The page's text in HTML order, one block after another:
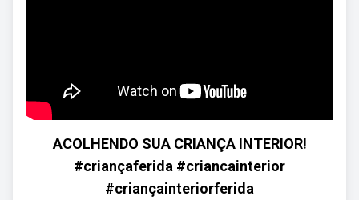
ACOLHENDO SUA CRIANÇA INTERIOR!
#criançaferida #criancainterior
#criançainteriorferida